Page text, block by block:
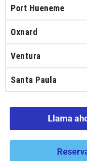
Port Hueneme
Oxnard
Ventura
Santa Paula
Llama